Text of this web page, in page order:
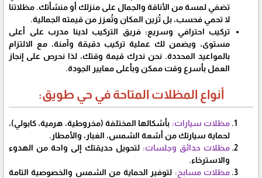
تضفي لمسة من الأناقة والجمال على منزلك أو منشأتك. مظلاتنا
لا تحمي فحسب، بل تُزين المكان وتُعزز من قيمته الجمالية.
تركيب احترافي وسريع: فريق التركيب لدينا مدرب على أعلى
مستوى، ويضمن لك عملية تركيب دقيقة وآمنة، مع الالتزام
بالمواعيد المحددة. نحن ندرك قيمة وقتك، لذا نحرص على إنجاز
العمل بأسرع وقت ممكن وبأعلى معايير الجودة.
أنواع المظلات المتاحة في حي طويق:
مظلات سيارات: بأشكالها المختلفة (مخروطية، هرمية، كابولي)،
لحماية سيارتك من أشعة الشمس، الغبار، والأمطار.
مظلات حدائق وجلسات: لتحويل حديقتك إلى واحة من الهدوء
والاسترخاء.
مظلات مسابح: لتوفير الحماية من الشمس والخصوصية التامة